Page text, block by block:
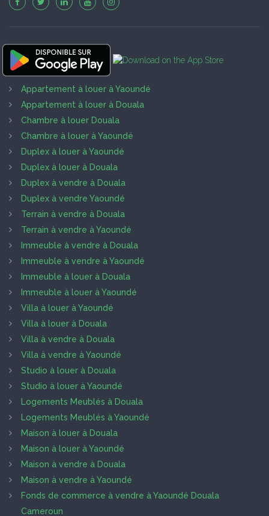
Appartement à louer à Yaoundé
Appartement à louer à Douala
Chambre à louer Douala
Chambre à louer à Yaoundé
Duplex à louer à Yaoundé
Duplex à louer à Douala
Duplex à vendre à Douala
Duplex à vendre Yaoundé
Terrain à vendre à Douala
Terrain à vendre à Yaoundé
Immeuble à vendre à Douala
Immeuble à vendre à Yaoundé
Immeuble à louer à Douala
Immeuble à louer à Yaoundé
Villa à louer à Yaoundé
Villa à louer à Douala
Villa à vendre à Douala
Villa à vendre à Yaoundé
Studio à louer à Douala
Studio à louer à Yaoundé
Logements Meublés à Douala
Logements Meublés à Yaoundé
Maison à louer à Douala
Maison à louer à Yaoundé
Maison à vendre à Douala
Maison à vendre à Yaoundé
Fonds de commerce à vendre à Yaoundé Douala
Cameroun